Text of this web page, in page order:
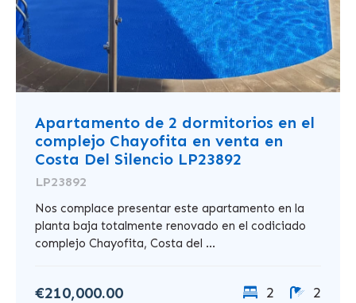
Apartamento de 2 dormitorios en el
complejo Chayofita en venta en
Costa Del Silencio LP23892
LP23892
Nos complace presentar este apartamento en la
planta baja totalmente renovado en el codiciado
complejo Chayofita, Costa del ...
€210,000.00 2 2